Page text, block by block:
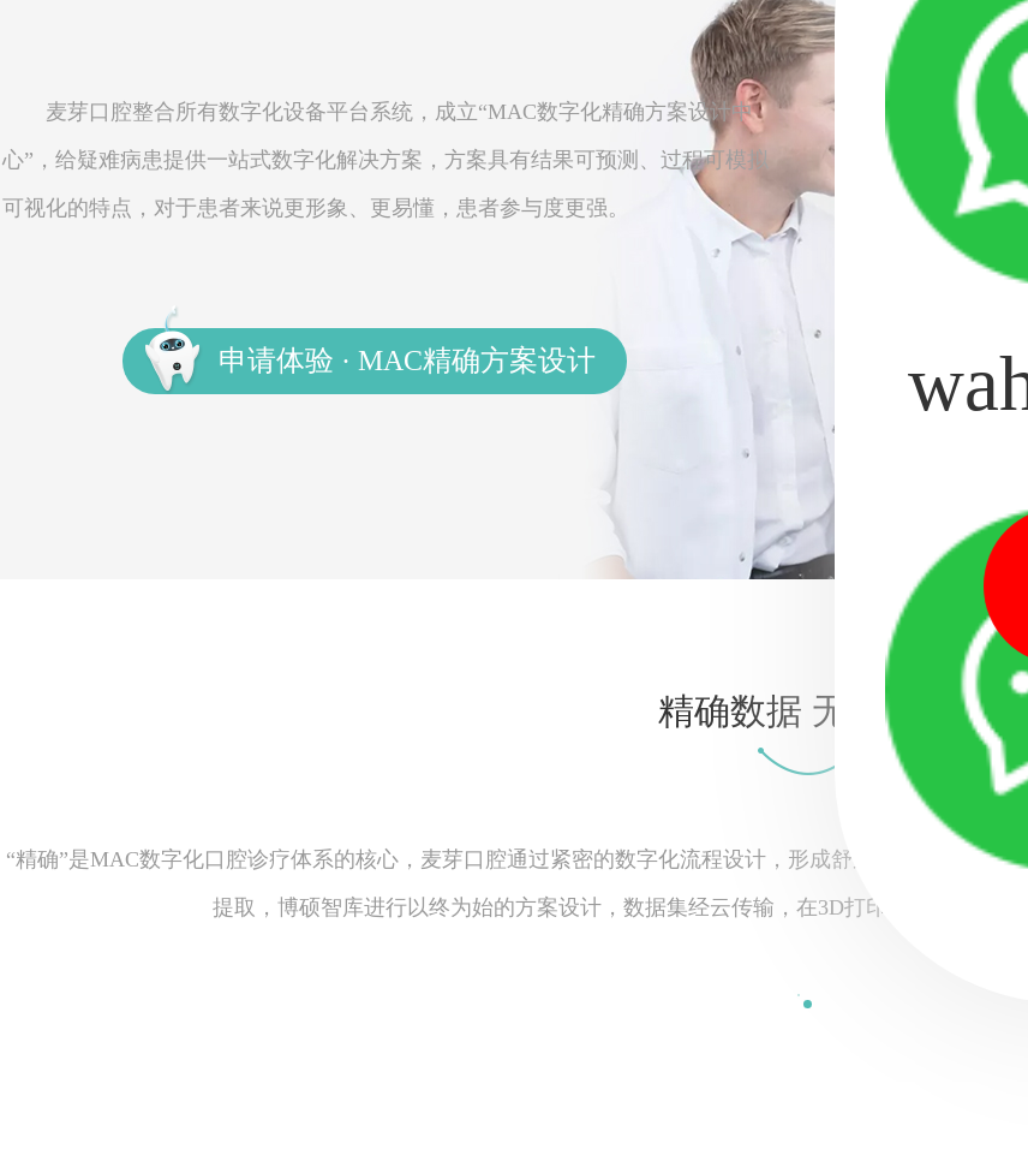
麦芽口腔整合所有数字化设备平台系统，成立“MAC数字化精确方案设计中
心”，给疑难病患提供一站式数字化解决方案，方案具有结果可预测、过程可模拟
可视化的特点，对于患者来说更形象、更易懂，患者参与度更强。
申请体验 · MAC精确方案设计
精确数据 无缝对接
“精确”是MAC数字化口腔诊疗体系的核心，麦芽口腔通过紧密的数字化流程设计，形成舒适的口腔医疗闭
提取，博硕智库进行以终为始的方案设计，数据集经云传输，在3D打印中心转化，打